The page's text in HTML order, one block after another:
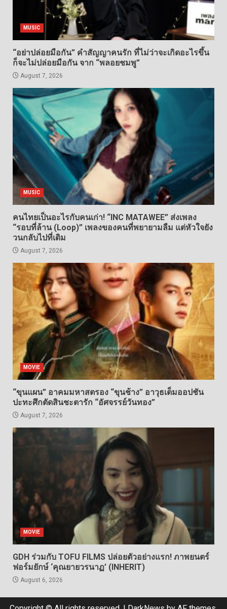
MUSIC
“อย่าปล่อยมือกัน” คำสัญญาคนรัก ที่ไม่ว่าจะเกิดอะไรขึ้น
ก็จะไม่ปล่อยมือกัน จาก “พลอยชมพู”
August 7, 2026
MUSIC
คนไทยเป็นอะไรกับคนเก่า! “INC MATAWEE” ส่งเพลง
“รอบที่ล้าน (Loop)” เพลงของคนที่พยายามลืม แต่หัวใจยัง
วนกลับไปที่เดิม
August 7, 2026
MOVIE
“ขุนแผน” อาคมมหาสตรอง “ขุนช้าง” อาวุธเต็มออปชัน
ปะทะศึกตัดสินชะตารัก “อัศจรรย์วันทอง”
August 7, 2026
MOVIE
GDH ร่วมกับ TOFU FILMS ปล่อยตัวอย่างแรก! ภาพยนตร์
ฟอร์มยักษ์ ‘คุณยายวรนาฏ’ (INHERIT)
August 6, 2026